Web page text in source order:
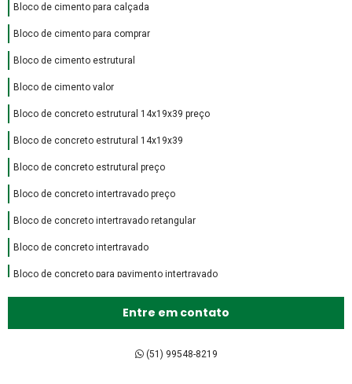
Bloco de cimento para calçada
Bloco de cimento para comprar
Bloco de cimento estrutural
Bloco de cimento valor
Bloco de concreto estrutural 14x19x39 preço
Bloco de concreto estrutural 14x19x39
Bloco de concreto estrutural preço
Bloco de concreto intertravado preço
Bloco de concreto intertravado retangular
Bloco de concreto intertravado
Bloco de concreto para pavimento intertravado
Bloco intertravado de concreto preço
Bloco intertravado de concreto
Entre em contato
(51) 99548-8219